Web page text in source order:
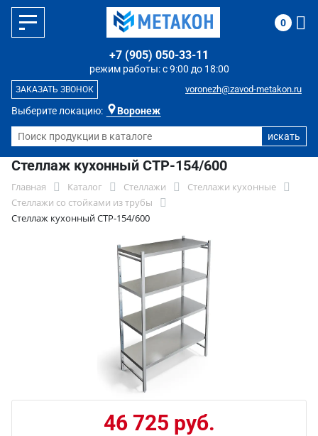
Выберите локацию: Воронеж
режим работы: с 9:00 до 18:00
+7 (905) 050-33-11
voronezh@zavod-metakon.ru
ЗАКАЗАТЬ ЗВОНОК
0
Стеллаж кухонный СТР-154/600
Главная Каталог Стеллажи
Стеллажи кухонные
Стеллажи со стойками из трубы
Стеллаж кухонный СТР-154/600
46 725 руб.